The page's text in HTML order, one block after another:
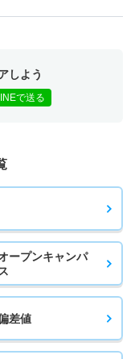
しよう
で送る
ープンキャンパ
ス
差値